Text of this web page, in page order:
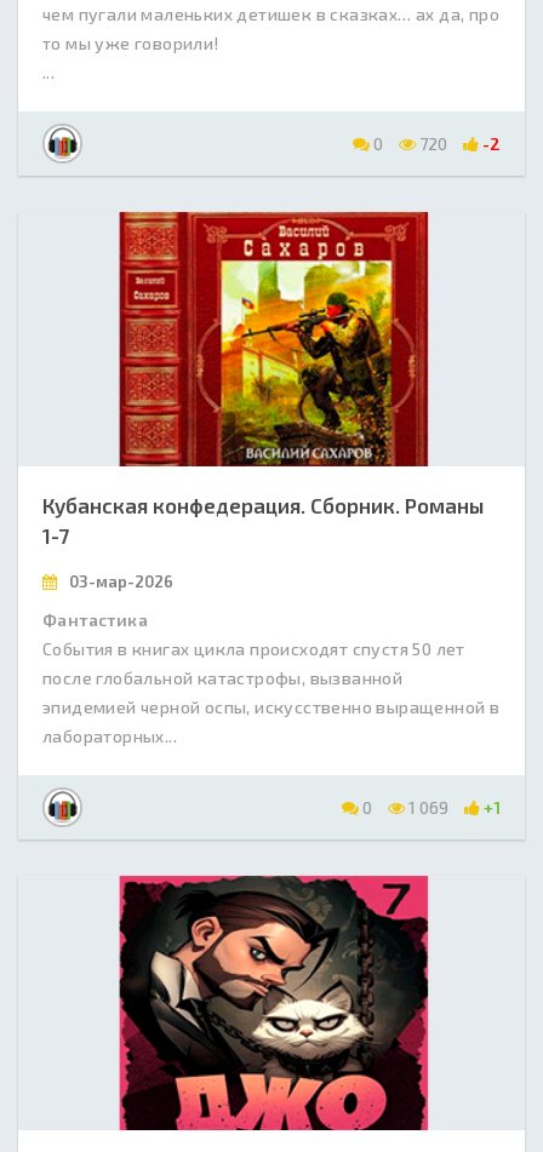
чем пугали маленьких детишек в сказках… ах да, про
то мы уже говорили!
...
0 720 -2
Кубанская конфедерация. Сборник. Романы
1-7
03-мар-2026
Фантастика
События в книгах цикла происходят спустя 50 лет
после глобальной катастрофы, вызванной
эпидемией черной оспы, искусственно выращенной в
лабораторных...
0 1 069 +1